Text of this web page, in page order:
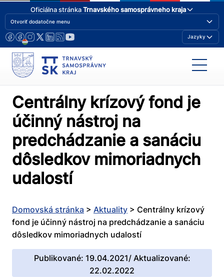
Oficiálna stránkaTrnavského samosprávneho kraja
Otvoriť dodatočne menu
Jazyky
Centrálny krízový fond je
účinný nástroj na
predchádzanie a sanáciu
dôsledkov mimoriadnych
udalostí
Domovská stránka > Aktuality > Centrálny krízový
fond je účinný nástroj na predchádzanie a sanáciu
dôsledkov mimoriadnych udalostí
Publikované: 19.04.2021/ Aktualizované:
22.02.2022